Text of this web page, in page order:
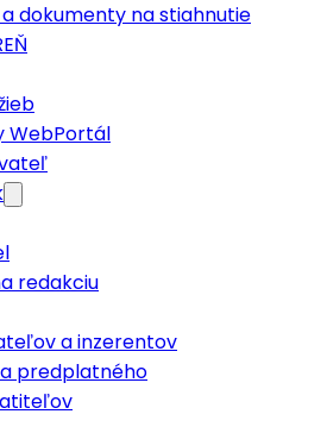
dokumenty na stiahnutie
WebPortál
redakciu
a inzerentov
predplatného